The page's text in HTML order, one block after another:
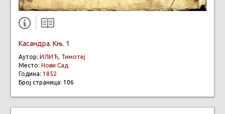
Касандра. Књ. 1
Аутор: ИЛИЋ, Тимотеј
Место: Нови Сад
Година: 1852
Број страница: 106